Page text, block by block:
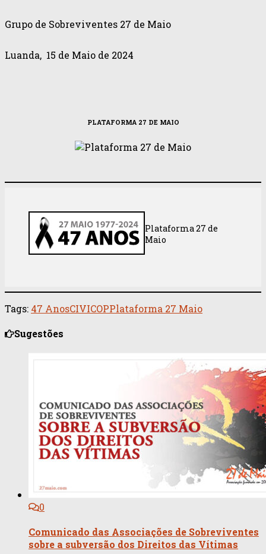
Grupo de Sobreviventes 27 de Maio
Luanda, 15 de Maio de 2024
PLATAFORMA 27 DE MAIO
Plataforma 27 de
Maio
Tags: 47 AnosCIVICOPPlataforma 27 Maio
Sugestões
0
Comunicado das Associações de Sobreviventes
sobre a subversão dos Direitos das Vítimas